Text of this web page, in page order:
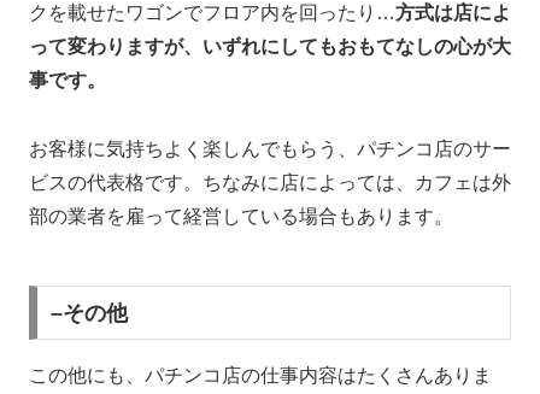
クを載せたワゴンでフロア内を回ったり…方式は店によ
って変わりますが、いずれにしてもおもてなしの心が大
事です。
お客様に気持ちよく楽しんでもらう、パチンコ店のサー
ビスの代表格です。ちなみに店によっては、カフェは外
部の業者を雇って経営している場合もあります。
–その他
この他にも、パチンコ店の仕事内容はたくさんありま